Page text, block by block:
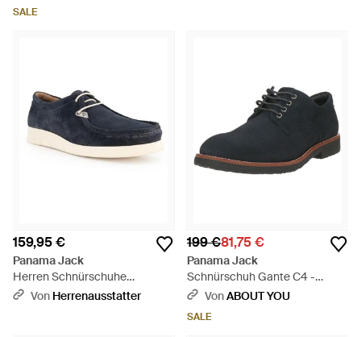
SALE
159,95 €
Panama Jack
Herren Schnürschuhe
Veloursleder - Blau
Von Herrenausstatter
199 €81,75 €
Panama Jack
Schnürschuh Gante C4 -
Schwarz
VonABOUT YOU
SALE